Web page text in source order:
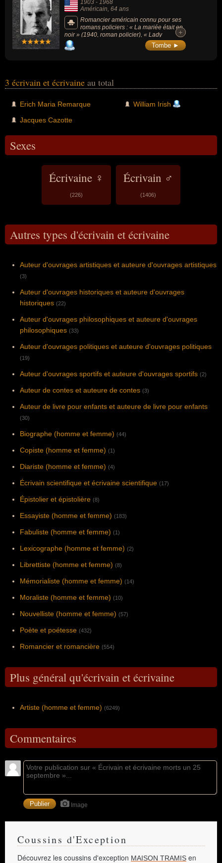
1903 - 1968
Américain, 64 ans
Romancier américain connu pour ses
romans policiers : « La mariée était en
noir » (1940, roman policier), « Lady
Fantôme » (1942, roman policier), « La
Sirène du Mississippi » (1947, roman
+
+
Tombe ►
3 écrivain et écrivaine au total
Erich Maria Remarque
Jacques Cazotte
William Irish
Sexes
Écrivaine ♀
(226)
Écrivain ♂
(1406)
Autres types d'écrivain et écrivaine
Auteur d'ouvrages artistiques et auteure d'ouvrages artistiques
(3)
Auteur d'ouvrages historiques et auteure d'ouvrages
historiques (22)
Auteur d'ouvrages philosophiques et auteure d'ouvrages
philosophiques (33)
Auteur d'ouvrages politiques et auteure d'ouvrages politiques
(19)
Auteur d'ouvrages sportifs et auteure d'ouvrages sportifs (2)
Auteur de contes et auteure de contes (3)
Auteur de livre pour enfants et auteure de livre pour enfants
(30)
Biographe (homme et femme) (44)
Copiste (homme et femme) (1)
Diariste (homme et femme) (4)
Écrivain scientifique et écrivaine scientifique (17)
Épistolier et épistolière (8)
Essayiste (homme et femme) (183)
Fabuliste (homme et femme) (1)
Lexicographe (homme et femme) (2)
Librettiste (homme et femme) (8)
Mémorialiste (homme et femme) (14)
Moraliste (homme et femme) (10)
Nouvelliste (homme et femme) (57)
Poète et poétesse (432)
Romancier et romancière (554)
Plus général qu'écrivain et écrivaine
Artiste (homme et femme) (6249)
Commentaires
Image
Coussins d'Exception
Découvrez les coussins d'exception MAISON TRAMIS en